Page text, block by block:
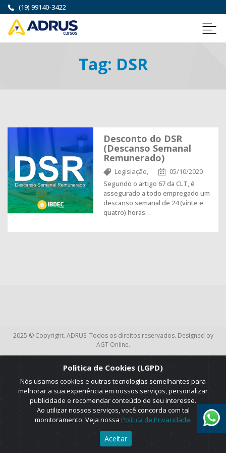
(19) 99140-3422
Tag: DSR
Desconto do DSR
(Descanso Semanal
Remunerado)
Legislação,
05/10/2020
Segundo o artigo 67 da CLT, é
assegurado a todo empregado um
descanso semanal de 24 (vinte e
quatro) horas…
2025 © Copyright. ADRUS. Todos os direitos reservados. Designed by
AGT Online.
Politica de Cookies (LGPD)
Nós usamos cookies e outras tecnologias semelhantes para
melhorar a sua experiência em nossos serviços, personalizar
publicidade e recomendar conteúdo de seu interesse.
Ao utilizar nossos serviços, você concorda com tal
monitoramento. Veja nossa Política de Privacidade.
Aceitar